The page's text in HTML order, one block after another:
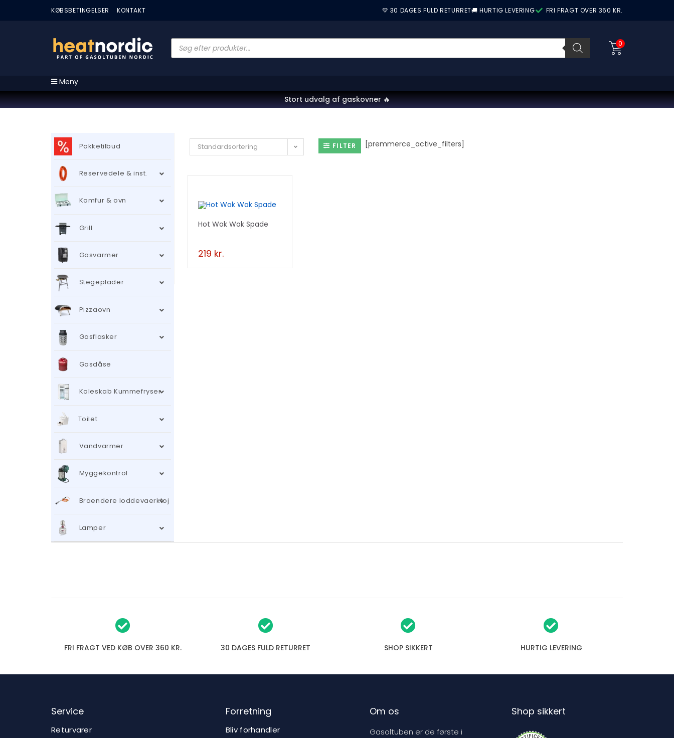
KØBSBETINGELSER KONTAKT 💛 30 DAGES FULD RETURRET🚚 HURTIG LEVERING FRI FRAGT OVER 360 KR.
0
Meny
Stort udvalg af gaskovner 🔥
Standardsortering FILTER [premmerce_active_filters]
Hot Wok Wok Spade
219 kr.
Pakketilbud
Reservedele & inst.
Komfur & ovn
Grill
Gasvarmer
Stegeplader
Pizzaovn
Gasflasker
Gasdåse
Koleskab Kummefryser
Toilet
Vandvarmer
Myggekontrol
Braendere loddevaerktoj
Lamper
FRI FRAGT VED KØB OVER 360 KR. 30 DAGES FULD RETURRET SHOP SIKKERT HURTIG LEVERING
Service
Returvarer
Forretning
Bliv forhandler
Om os
Gasoltuben er de første i
Shop sikkert